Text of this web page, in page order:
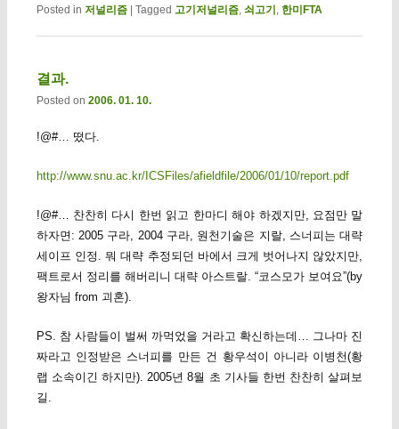
Posted in 저널리즘 Tagged 고기저널리즘, 쇠고기 , 한미FTA
결과.
Posted on 2006. 01. 10.
!@#… 떴다.
http://www.snu.ac.kr/ICSFiles/afieldfile/2006/01/10/report.pdf
!@#… 찬찬히 다시 한번 읽고 한마디 해야 하겠지만, 요점만 말
하자면: 2005 구라, 2004 구라, 원천기술은 지랄, 스너피는 대략
세이프 인정. 뭐 대략 추정되던 바에서 크게 벗어나지 않았지만,
팩트로서 정리를 해버리니 대략 아스트랄. “코스모가 보여요”(by
왕자님 from 괴혼).
PS. 참 사람들이 벌써 까먹었을 거라고 확신하는데… 그나마 진
짜라고 인정받은 스너피를 만든 건 황우석이 아니라 이병천(황
랩 소속이긴 하지만). 2005년 8월 초 기사들 한번 찬찬히 살펴보
길.